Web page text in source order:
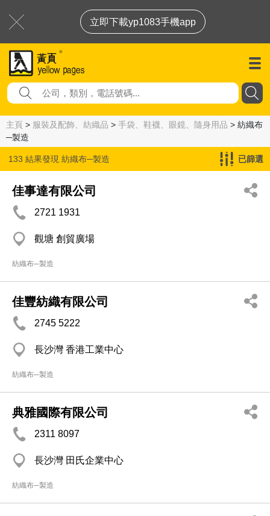
立即下載yp1083手機app
主頁 > 服裝及配飾、紡織品 > 手袋、鞋襪、眼鏡、隨身用品 > 紡織布
─製造
133 結果發現 紡織布─製造 已篩選
佳事達有限公司
2721 1931
觀塘 創貿廣場
紡織布─製造
佳豐紡織有限公司
2745 5222
長沙灣 香港工業中心
紡織布─製造
典雅國際有限公司
2311 8097
長沙灣 田氏企業中心
紡織布─製造